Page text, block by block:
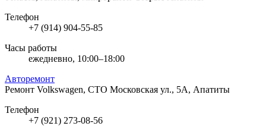
Телефон
+7 (914) 904-55-85
Часы работы
ежедневно, 10:00–18:00
Авторемонт
Ремонт Volkswagen, СТО Московская ул., 5А, Апатиты
Телефон
+7 (921) 273-08-56